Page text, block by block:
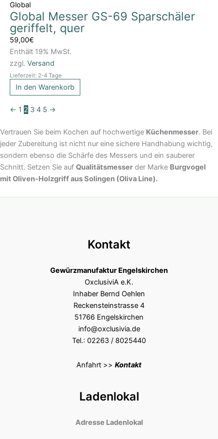
Global
Global Messer GS-69 Sparschäler
geriffelt, quer
59,00€
Enthält 19% MwSt.
zzgl. Versand
Lieferzeit: 2-4 Tage
In den Warenkorb
← 1 2 3 4 5 →
Vertrauen Sie beim Kochen auf hochwertige Küchenmesser. Bei
jeder Zubereitung ist nicht nur eine sichere Handhabung wichtig,
sondern ebenso die Schärfe des Messers und ein sauberer
Schnitt. Setzen Sie auf Qualitätsmesser der Marke Burgvogel
mit Oliven-Holzgriff aus Solingen (Oliva Line).
Kontakt
Gewürzmanufaktur Engelskirchen
OxclusiviA e.K.
Inhaber Bernd Oehlen
Reckensteinstrasse 4
51766 Engelskirchen
info@oxclusivia.de
Tel.: 02263 / 8025440
Anfahrt >> Kontakt
Ladenlokal
Adresse Ladenlokal